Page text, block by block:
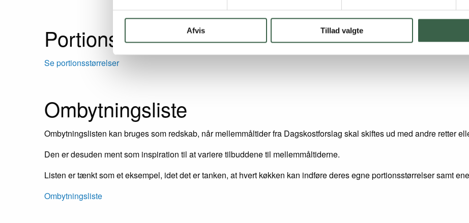
Afvis Tillad valgte
Portionsstørrelse
Se portionsstørrelser
Ombytningsliste
Ombytningslisten kan bruges som redskab, når mellemmåltider fra Dagskostforslag skal skiftes ud med andre retter
Den er desuden ment som inspiration til at variere tilbuddene til mellemmåltiderne.
Listen er tænkt som et eksempel, idet det er tanken, at hvert køkken kan indføre deres egne portionsstørrelser samt
Ombytningsliste